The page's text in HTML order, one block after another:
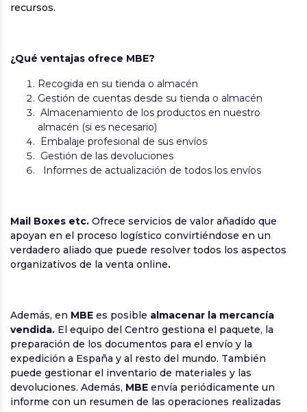
recursos.
¿Qué ventajas ofrece MBE?
Recogida en su tienda o almacén
Gestión de cuentas desde su tienda o almacén
Almacenamiento de los productos en nuestro
almacén (si es necesario)
Embalaje profesional de sus envíos
Gestión de las devoluciones
Informes de actualización de todos los envíos
Mail Boxes etc. Ofrece servicios de valor añadido que
apoyan en el proceso logístico convirtiéndose en un
verdadero aliado que puede resolver todos los aspectos
organizativos de la venta online.
Además, en MBE es posible almacenar la mercancía
vendida. El equipo del Centro gestiona el paquete, la
preparación de los documentos para el envío y la
expedición a España y al resto del mundo. También
puede gestionar el inventario de materiales y las
devoluciones. Además, MBE envía periódicamente un
informe con un resumen de las operaciones realizadas